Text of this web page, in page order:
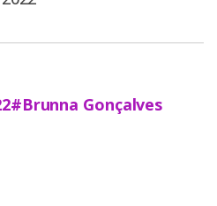
#Brunna Gonçalves